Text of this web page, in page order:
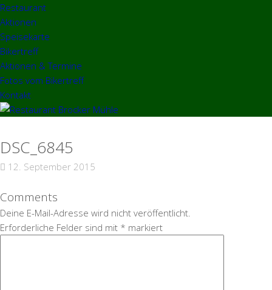
Restaurant
Aktionen
Speisekarte
Bikertreff
Aktionen & Termine
Fotos vom Bikertreff
Kontakt
DSC_6845
12. September 2015
Comments
Deine E-Mail-Adresse wird nicht veröffentlicht.
Erforderliche Felder sind mit * markiert